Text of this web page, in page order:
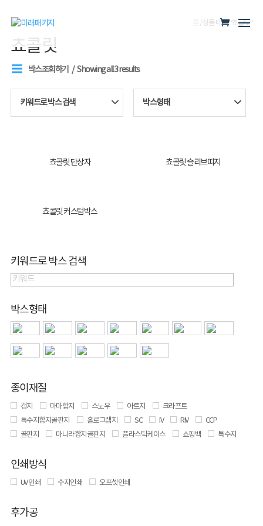
/ 상품 태그 “쵸콜릿”
쵸콜릿
박스조회하기 Showing all 3 results
키워드로 박스 검색 박스형태
쵸콜릿 단상자 쵸콜릿 슬리브띠지
쵸콜릿 커스텀박스
키워드로 박스 검색
박스형태
종이재질
갱지 마마합지 스노우 아트지
크라프트
특수지합지골판지
홀로그램지 SC IV RIV
CCP
골판지
마니라합지골판지 플라스틱케이스 쇼핑백 특수지
인쇄방식
UV 인쇄 수지인쇄 오프셋인쇄
후가공